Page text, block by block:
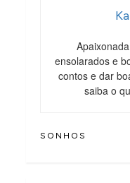
ensolarados e
contos e dar
saiba o
SONHOS